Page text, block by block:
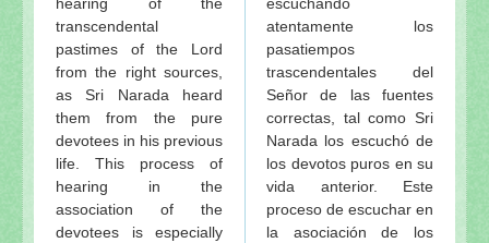
transcendental
pastimes of the Lord
from the right sources,
as Sri Narada heard
them from the pure
devotees in his previous
life. This process of
hearing in the
association of the
devotees is especially
atentamente los
pasatiempos
trascendentales del
Señor de las fuentes
correctas, tal como Sri
Narada los escuchó de
los devotos puros en su
vida anterior. Este
proceso de escuchar en
la asociación de los